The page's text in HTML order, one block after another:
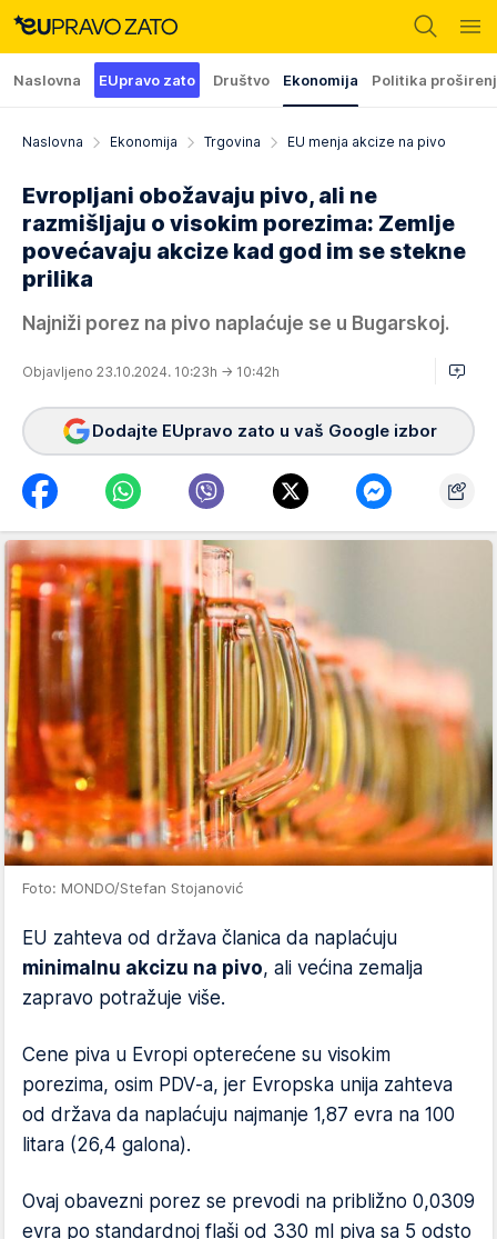
Naslovna EUpravo zato Društvo Ekonomija Politika
Naslovna Ekonomija Trgovina EU menja akcize na pivo
Evropljani obožavaju pivo, ali ne
razmišljaju o visokim porezima: Zemlje
povećavaju akcize kad god im se stekne
prilika
Najniži porez na pivo naplaćuje se u Bugarskoj.
Objavljeno 23.10.2024. 10:23h → 10:42h
Dodajte EUpravo zato u vaš Google izbor
Foto: MONDO/Stefan Stojanović
EU zahteva od država članica da naplaćuju
minimalnu akcizu na pivo, ali većina zemalja
zapravo potražuje više.
Cene piva u Evropi opterećene su visokim
porezima, osim PDV-a, jer Evropska unija zahteva
od država da naplaćuju najmanje 1,87 evra na 100
litara (26,4 galona).
Ovaj obavezni porez se prevodi na približno 0,0309
evra po standardnoj flaši od 330 ml piva sa 5 odsto